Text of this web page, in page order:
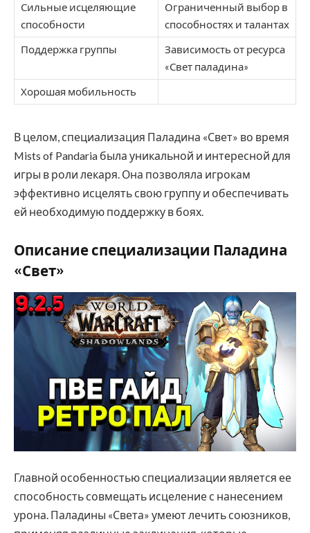
Сильные исцеляющие
способности
Ограниченный выбор в
способностях и талантах
Поддержка группы
Зависимость от ресурса
«Свет паладина»
Хорошая мобильность
В целом, специализация Паладина «Свет» во время
Mists of Pandaria была уникальной и интересной для
игры в роли лекаря. Она позволяла игрокам
эффективно исцелять свою группу и обеспечивать
ей необходимую поддержку в боях.
Описание специализации Паладина
«Свет»
Главной особенностью специализации является ее
способность совмещать исцеление с нанесением
урона. Паладины «Света» умеют лечить союзников,